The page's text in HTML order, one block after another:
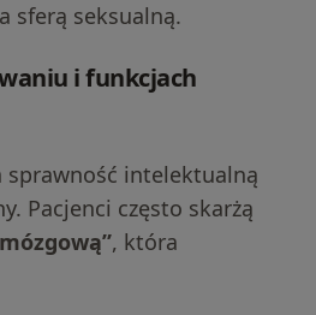
sferą seksualną.
i funkcjach
sprawność intelektualną
Pacjenci często skarżą
, która